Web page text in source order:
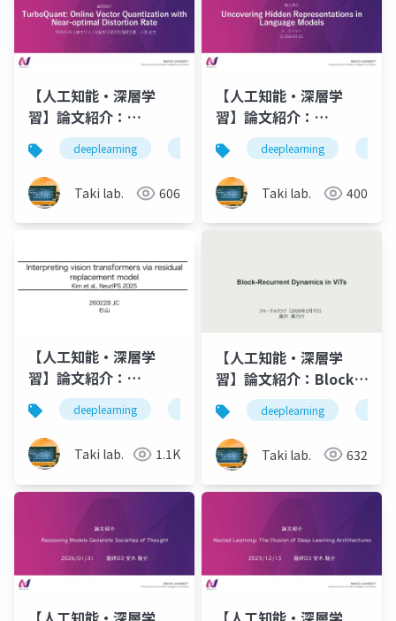
【人工知能・深層学
習】論文紹介：
TurboQuant: Online
Vector Quantization
with Near-optimal
Distortion Rate
deeplearning 論文紹介 深層学習
Taki lab. 606
【人工知能・深層学
習】論文紹介：
Uncovering Hidden
Representations in
Language Models
deeplearning
Taki lab. 400
【人工知能・深層学
習】論文紹介：
Interpreting vision
transformers via
residual
replacement model
deeplearning 論文紹介 深層学習
Taki lab. 1.1K
【人工知能・深層学
習】論文紹介：Block-
Recurrent Dynamics
in Vision
Transformers
deeplearning
Taki lab. 632